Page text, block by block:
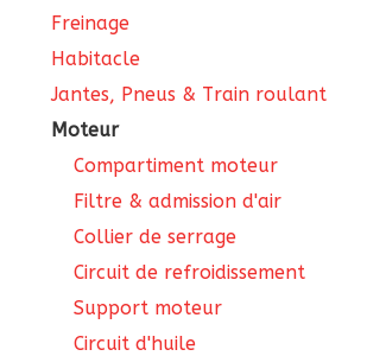
Freinage
Habitacle
Jantes, Pneus & Train roulant
Moteur
Compartiment moteur
Filtre & admission d'air
Collier de serrage
Circuit de refroidissement
Support moteur
Circuit d'huile